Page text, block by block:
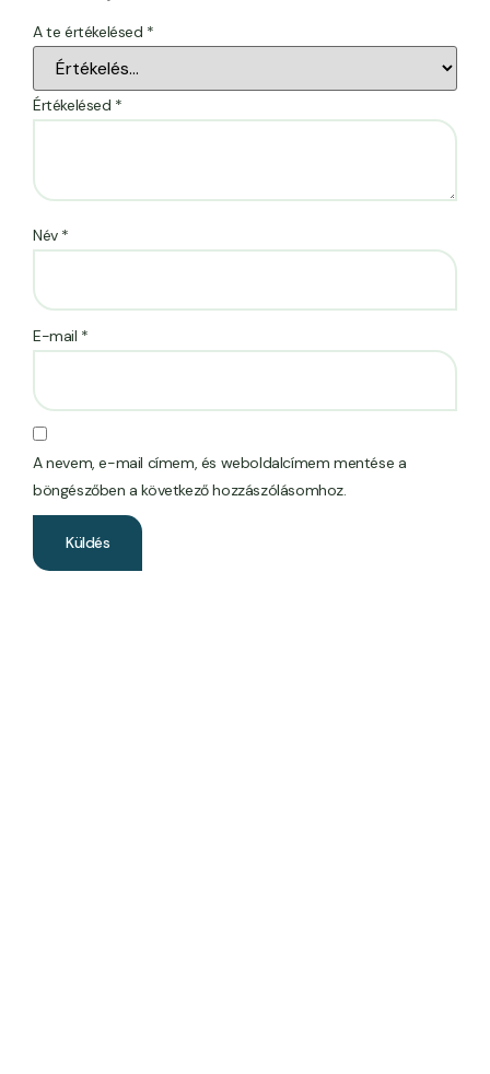
A te értékelésed *
Értékelésed *
Név *
E-mail *
A nevem, e-mail címem, és weboldalcímem mentése a
böngészőben a következő hozzászólásomhoz.